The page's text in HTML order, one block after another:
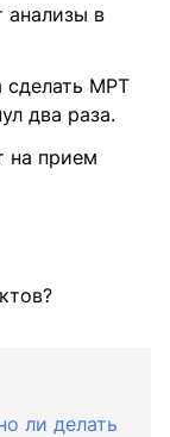
анализы в
сделать МРТ
два раза.
на прием
ли делать